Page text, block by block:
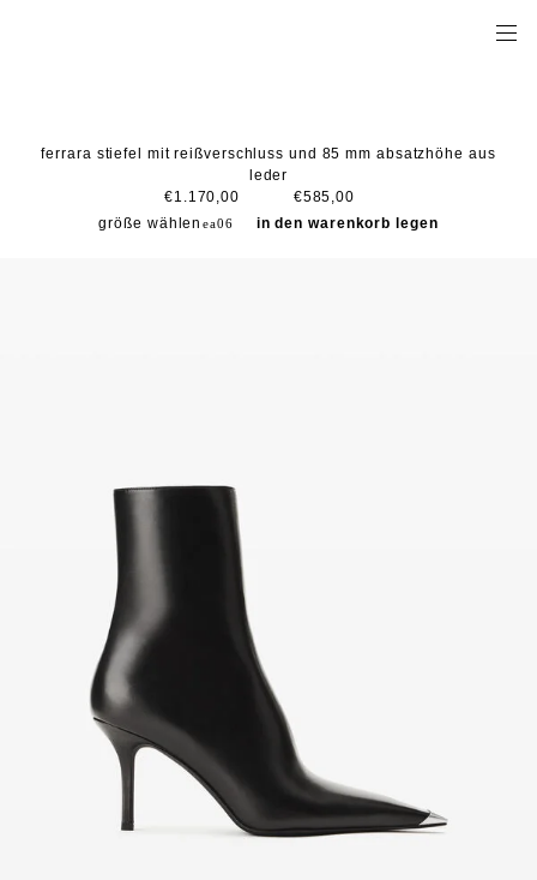
ferrara stiefel mit reißverschluss und 85 mm absatzhöhe aus
leder
€1.170,00
€585,00
größe wählen
in den warenkorb legen